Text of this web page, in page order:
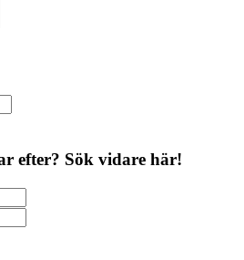
efter? Sök vidare här!